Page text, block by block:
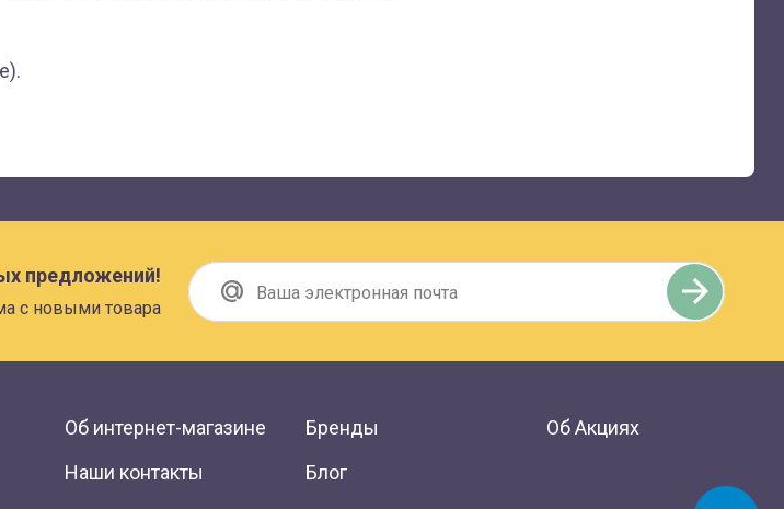
предложений!
с новыми товара
Об интернет-магазине
Наши контакты
Бренды
Блог
Об Акциях